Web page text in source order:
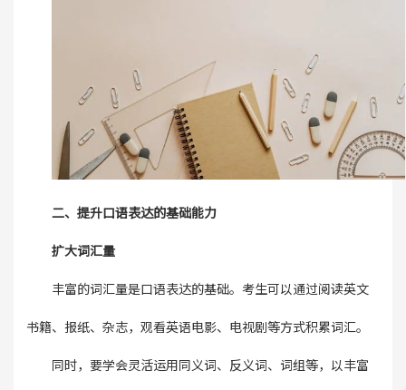
二、提升口语表达的基础能力
扩大词汇量
丰富的词汇量是口语表达的基础。考生可以通过阅读英文
书籍、报纸、杂志，观看英语电影、电视剧等方式积累词汇。
同时，要学会灵活运用同义词、反义词、词组等，以丰富